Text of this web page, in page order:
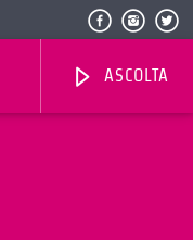
ASCOLTA